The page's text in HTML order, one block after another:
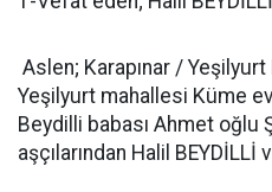
Aslen; Karapınar /
Yeşilyurt mahallesi Küme
Beydilli babası Ahmet oğlu
aşçılarından Halil BEYDİLLİ